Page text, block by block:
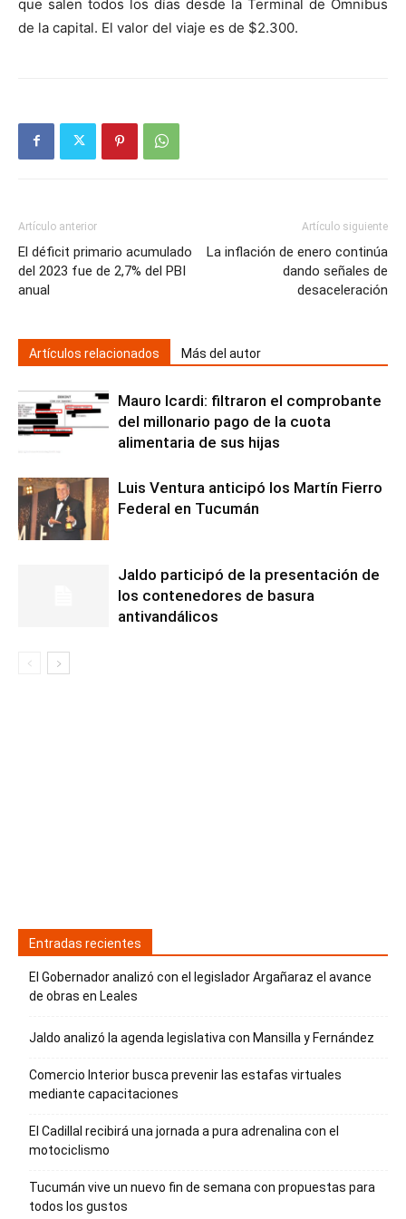
que salen todos los días desde la Terminal de Ómnibus
de la capital. El valor del viaje es de $2.300.
Artículo anterior
El déficit primario acumulado
del 2023 fue de 2,7% del PBI
anual
Artículo siguiente
La inflación de enero continúa
dando señales de
desaceleración
Artículos relacionados Más del autor
Mauro Icardi: filtraron el comprobante
del millonario pago de la cuota
alimentaria de sus hijas
Luis Ventura anticipó los Martín Fierro
Federal en Tucumán
Jaldo participó de la presentación de
los contenedores de basura
antivandálicos
Entradas recientes
El Gobernador analizó con el legislador Argañaraz el avance
de obras en Leales
Jaldo analizó la agenda legislativa con Mansilla y Fernández
Comercio Interior busca prevenir las estafas virtuales
mediante capacitaciones
El Cadillal recibirá una jornada a pura adrenalina con el
motociclismo
Tucumán vive un nuevo fin de semana con propuestas para
todos los gustos